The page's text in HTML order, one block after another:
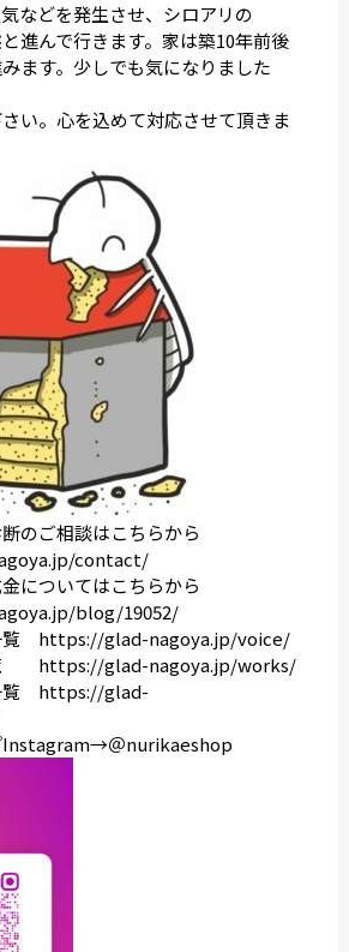
などを発生させ、シロアリの
進んで行きます。家は築10年前後
ます。少しでも気になりました
い。心を込めて対応させて頂きま
のご相談はこちらから
contact/
についてはこちらから
blog/19052/
覧 https://glad-nagoya.jp/voice/
https://glad-nagoya.jp/works/
覧 https://glad-
Instagram→＠nurikaeshop